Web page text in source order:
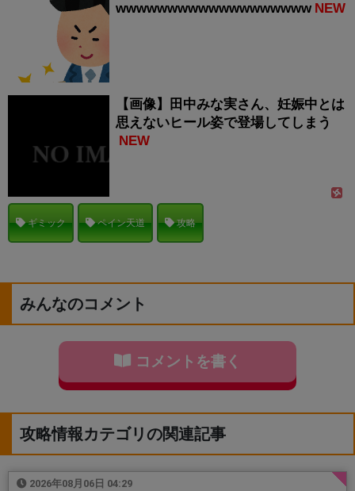
wwwwwwwwwwwwwwwwwww NEW
【画像】田中みな実さん、妊娠中とは
思えないヒール姿で登場してしまう
NEW
ギミック ペイン天道 攻略
みんなのコメント
コメントを書く
攻略情報カテゴリの関連記事
2026年08月06日 04:29